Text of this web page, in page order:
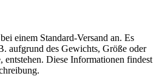
einem Standard-Versand an. Es
aufgrund des Gewichts, Größe oder
entstehen. Diese Informationen findest